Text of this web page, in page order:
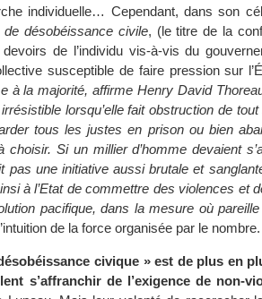
individuelle… Cependant, dans son
désobéissance civile, (le titre de la
de l’individu vis-à-vis du
susceptible de faire pression sur
à la majorité, affirme Henry David
lorsqu’elle fait obstruction de tout
tous les justes en prison ou bien
choisir. Si un millier d’homme devaient
une initiative aussi brutale et
à l’Etat de commettre des violences et
pacifique, dans la mesure où
de la force organisée par le nombre.
civique » est de plus en
s’affranchir de l’exigence de non-